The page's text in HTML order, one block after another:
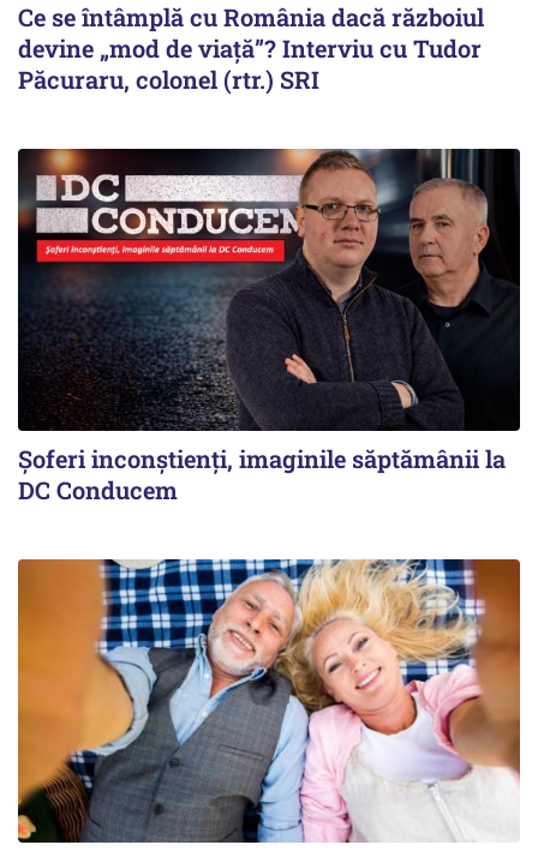
Ce se întâmplă cu România dacă războiul
devine „mod de viață”? Interviu cu Tudor
Păcuraru, colonel (rtr.) SRI
Şoferi inconştienţi, imaginile săptămânii la
DC Conducem